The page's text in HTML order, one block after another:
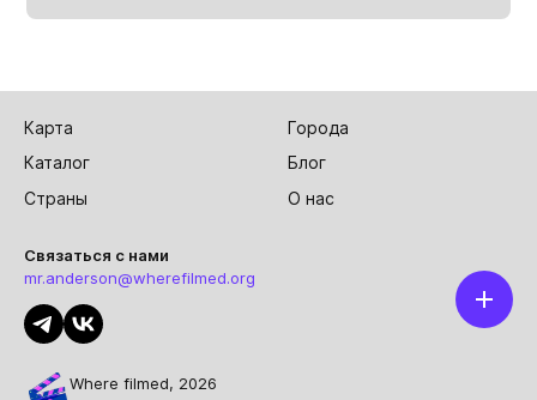
Карта
Города
Каталог
Блог
Страны
О нас
Связаться с нами
mr.anderson@wherefilmed.org
Where filmed, 2026